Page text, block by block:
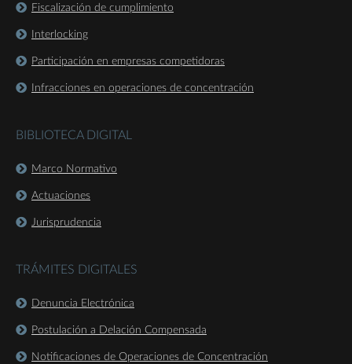
Fiscalización de cumplimiento
Interlocking
Participación en empresas competidoras
Infracciones en operaciones de concentración
BIBLIOTECA DIGITAL
Marco Normativo
Actuaciones
Jurisprudencia
TRÁMITES DIGITALES
Denuncia Electrónica
Postulación a Delación Compensada
Notificaciones de Operaciones de Concentración